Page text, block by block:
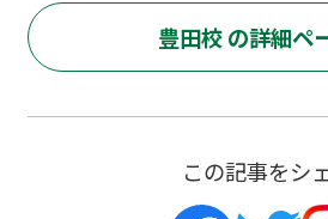
豊田校 の詳細ペ
この記事をシ